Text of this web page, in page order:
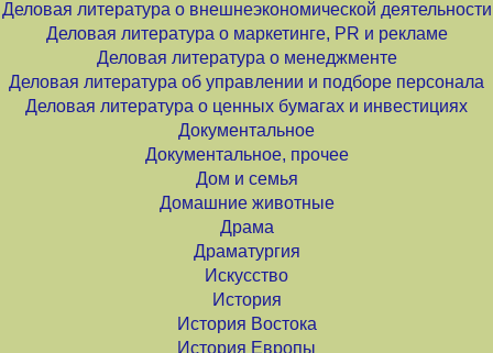
Деловая литература о внешнеэкономической деятельности
Деловая литература о маркетинге, PR и рекламе
Деловая литература о менеджменте
Деловая литература об управлении и подборе персонала
Деловая литература о ценных бумагах и инвестициях
Документальное
Документальное, прочее
Дом и семья
Домашние животные
Драма
Драматургия
Искусство
История
История Востока
История Европы